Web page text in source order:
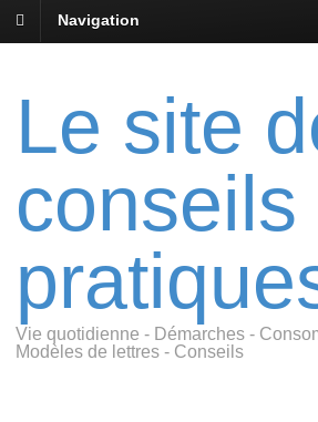
Navigation
Le site
conseils
Vie quotidienne - Démarches -
Modèles de lettres - Conseils